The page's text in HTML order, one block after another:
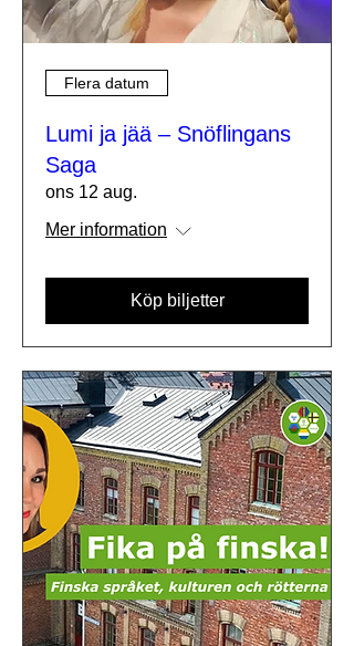
Flera datum
Lumi ja jää – Snöflingans
Saga
ons 12 aug.
Mer information
Köp biljetter